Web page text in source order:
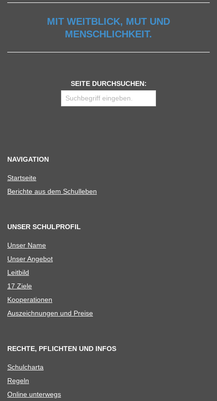
MIT WEITBLICK, MUT UND
MENSCHLICHKEIT.
SEITE DURCHSUCHEN:
NAVIGATION
Start­seite
Berichte aus dem Schulleben
UNSER SCHULPROFIL
Unser Name
Unser Ange­bot
Leit­bild
17 Ziele
Koope­ra­tio­nen
Aus­zeich­nun­gen und Preise
RECHTE, PFLICHTEN UND INFOS
Schul­charta
Regeln
Online unter­wegs